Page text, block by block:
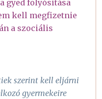
gyed folyósítása
kell megfizetnie
a szociális
szerint kell eljárni
gyermekeire